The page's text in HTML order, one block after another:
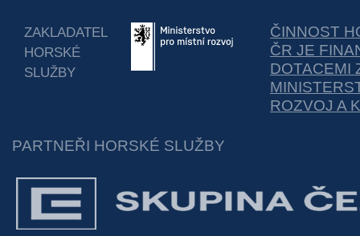
ZAKLADATEL
HORSKÉ
SLUŽBY
ČINNOST
ČR JE
DOTACEMI
ROZVOJ A
PARTNEŘI HORSKÉ SLUŽBY